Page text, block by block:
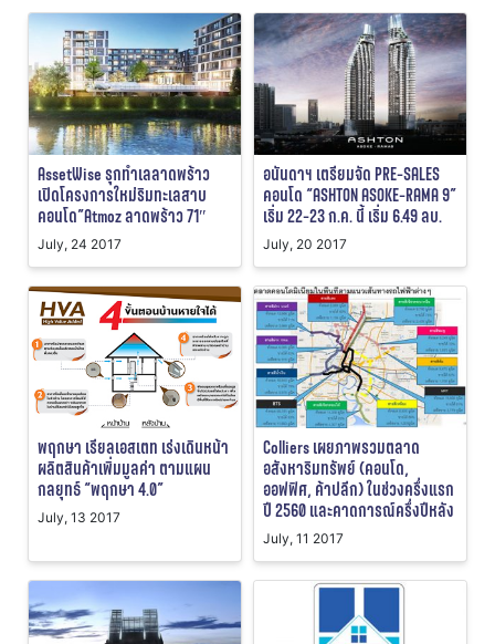
AssetWise รุกทำเลลาดพร้าว
เปิดโครงการใหม่ริมทะเลสาบ
คอนโด”Atmoz ลาดพร้าว 71″
July, 24 2017
อนันดาฯ เตรียมจัด PRE-SALES
คอนโด “ASHTON ASOKE-RAMA 9”
เริ่ม 22-23 ก.ค. นี้ เริ่ม 6.49 ลบ.
July, 20 2017
พฤกษา เรียลเอสเตท เร่งเดินหน้า
ผลิตสินค้าเพิ่มมูลค่า ตามแผน
กลยุทธ์ “พฤกษา 4.0”
July, 13 2017
Colliers เผยภาพรวมตลาด
อสังหาริมทรัพย์ (คอนโด,
ออฟฟิศ, ค้าปลีก) ในช่วงครึ่งแรก
ปี 2560 และคาดการณ์ครึ่งปีหลัง
July, 11 2017